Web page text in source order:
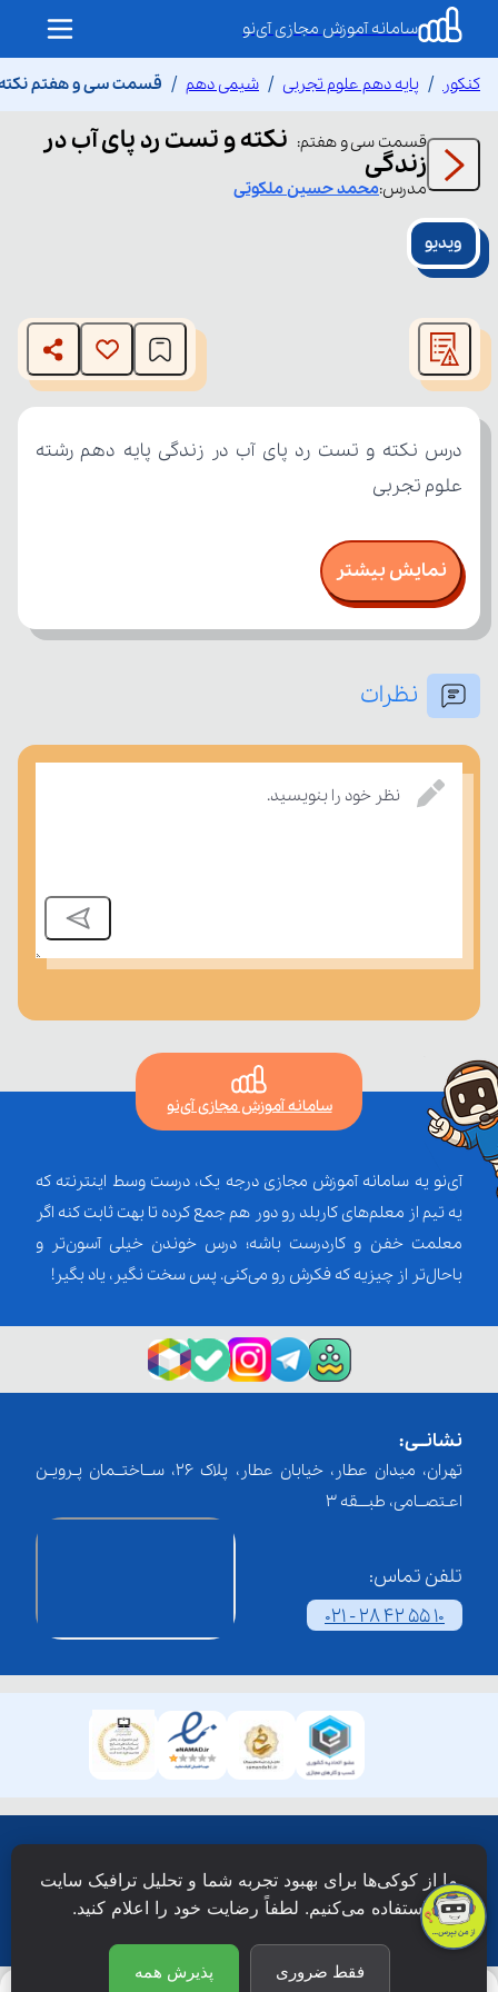
سامانه آموزش مجازی آی‌نو
کنکور پایه دهم علوم تجربی شیمی دهم قسمت سی و هفتم نکته
قسمت سی و هفتم: نکته و تست رد پای آب در
زندگی
مدرس:محمد حسینملکوتی
ویدیو
modal
window.
The media could not be loaded, either because the server
or network failed or because the format is not supported.
علوم تجربی
نمایش بیشتر
نظرات
نظر خود را بنویسید.
سامانه آموزش مجازی آی‌نو
آی‌نو یه سامانه آموزش مجازی درجه یک، درست وسط اینترنته که
یه تیم از معلم‌‌های کاربلد رو دور هم جمع کرده تا بهت ثابت کنه اگر
معلمت خفن و کاردرست باشه؛ درس خوندن خیلی آسون‌تر و
باحال‌تر از چیزیه که فکرش رو می‌کنی. پس سخت نگیر، یاد بگیر!
نشانــی:
تهران، میدان عطار، خیابان عطار، پلاک 26، ســاختــمان پـرویـن
اعـتصــامی، طبـــقه 3
تلفن تماس:
021 - 28 42 55 10
دانش نویان محفوظ است.
ما از کوکی‌ها برای بهبود تجربه شما و تحلیل ترافیک سایت
استفاده می‌کنیم. لطفاً رضایت خود را اعلام کنید.
فقط ضروری پذیرش همه